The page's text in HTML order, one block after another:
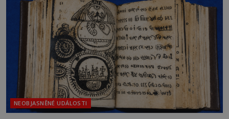
na legendě něco pravdy, nebo jde jen o fascinující
souhru okolností? Když antropolog Michail
Gerasimov (1907-1970) a
NEOBJASNĚNÉ UDÁLOSTI